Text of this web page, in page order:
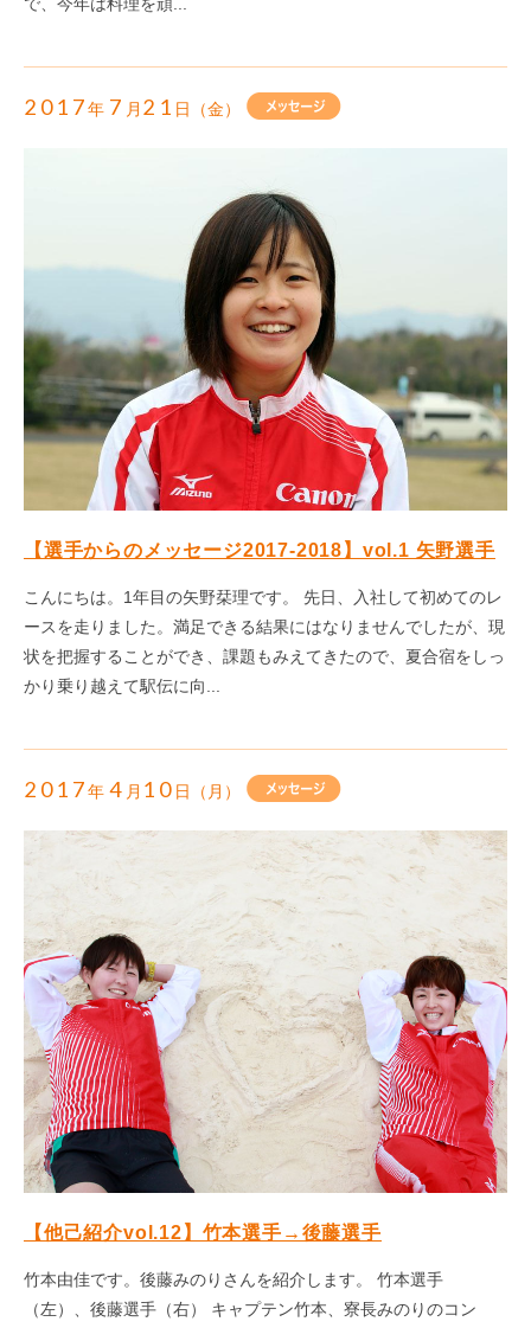
で、今年は料理を頑...
2017年 7 月 21 日（金）
【選手からのメッセージ2017-2018】vol.1 矢野選手
こんにちは。1年目の矢野栞理です。 先日、入社して初めてのレ
ースを走りました。満足できる結果にはなりませんでしたが、現
状を把握することができ、課題もみえてきたので、夏合宿をしっ
かり乗り越えて駅伝に向...
2017年4 月 10 日（月）
【他己紹介vol.12】竹本選手→後藤選手
竹本由佳です。後藤みのりさんを紹介します。 竹本選手
（左）、後藤選手（右） キャプテン竹本、寮長みのりのコン